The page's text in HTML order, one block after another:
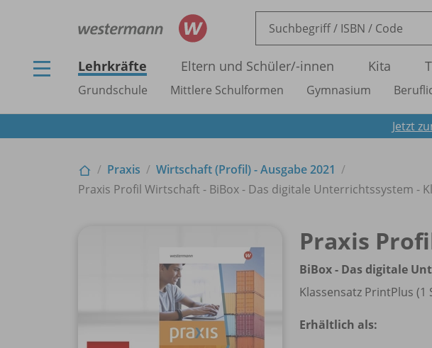
Lehrkräfte Eltern und Schüler/-innen Kita
Grundschule Mittlere Schulformen Gymnasium
Jetzt
Praxis
Wirtschaft (Profil) - Ausgabe 2021
Praxis Profil Wirtschaft - BiBox - Das digitale Unterrichtssystem -
Praxis
BiBox - Das digitale
Klassensatz PrintPlus (1
Erhältlich als: